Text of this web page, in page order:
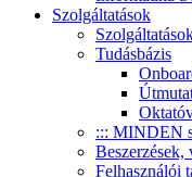
Szolgáltatások
Tudásbázis
::: MINDEN
Beszerzések,
Felhasználói